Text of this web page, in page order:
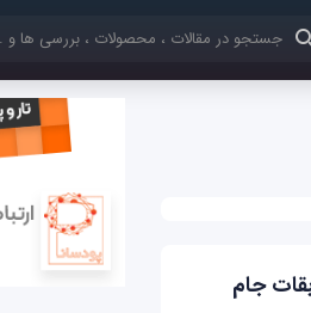
کلیدی خود را وارد کنید
جام